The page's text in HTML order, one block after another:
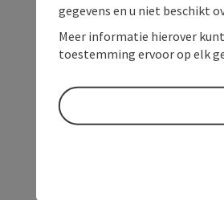
gegevens en u niet beschikt
Meer informatie hierover
toestemming ervoor op elk